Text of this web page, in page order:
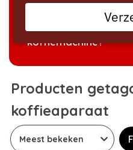
Welke producten
koffiemachine?
Producten
koffieaparaat
email